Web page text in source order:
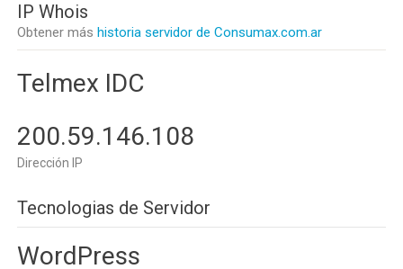
IP Whois
Obtener más historia servidor de Consumax.com.ar
Telmex IDC
200.59.146.108
Dirección IP
Tecnologias de Servidor
WordPress